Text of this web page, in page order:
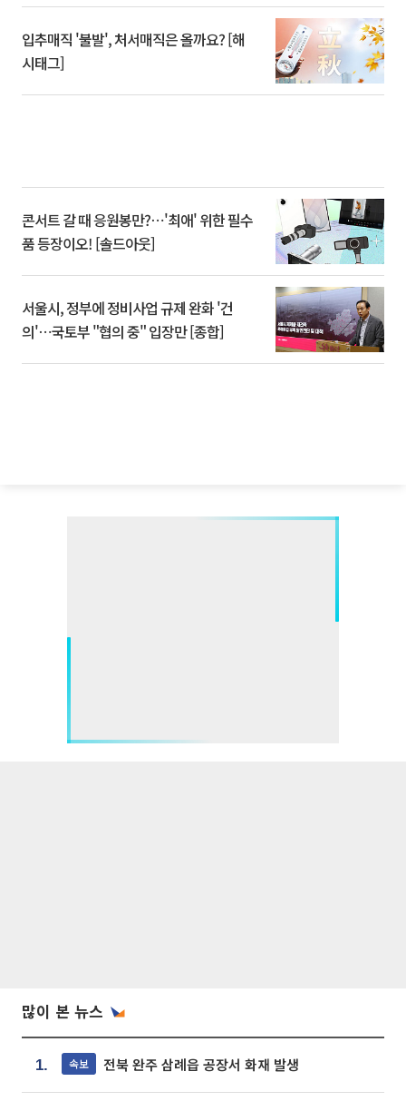
입추매직 '불발', 처서매직은 올까요? [해
시태그]
콘서트 갈 때 응원봉만?⋯'최애' 위한 필수
품 등장이오! [솔드아웃]
서울시, 정부에 정비사업 규제 완화 '건
의'⋯국토부 "협의 중" 입장만 [종합]
많이 본 뉴스
1. 속보 전북 완주 삼례읍 공장서 화재 발생